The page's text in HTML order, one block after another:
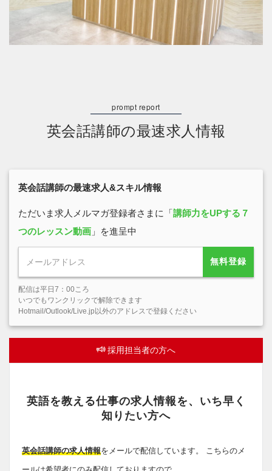
英会話講師の最速求人情報
英会話講師の最速求人&スキル情報
ただいま求人メルマガ登録者さまに「講師力をUPする７
つのレッスン動画 」を進呈中
無料登録
配信は平日7：00ころ
いつでもワンクリックで解除できます
Hotmail/Outlook/Live.jp以外のアドレスで登録ください
採用担当者の方へ
英語を教える仕事の求人情報を、いち早く
知りたい方へ
英会話講師の求人情報をメールで配信しています。 こちらのメ